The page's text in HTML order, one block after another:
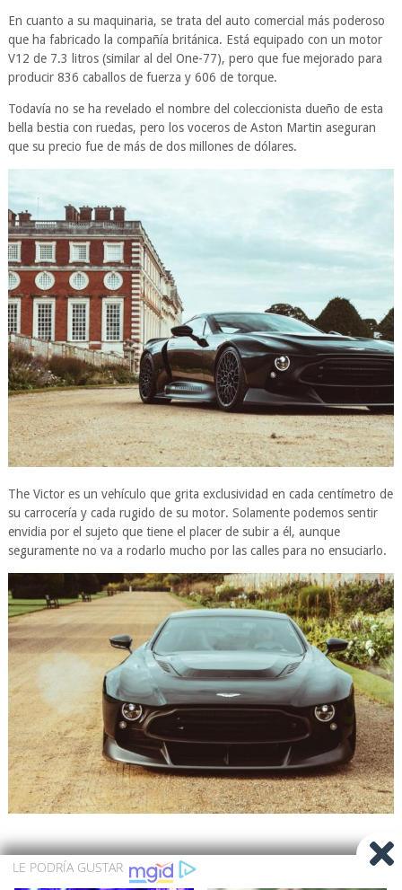
En cuanto a su maquinaria, se trata del auto comercial más poderoso
que ha fabricado la compañía británica. Está equipado con un motor
V12 de 7.3 litros (similar al del One-77), pero que fue mejorado para
producir 836 caballos de fuerza y 606 de torque.
Todavía no se ha revelado el nombre del coleccionista dueño de esta
bella bestia con ruedas, pero los voceros de Aston Martin aseguran
que su precio fue de más de dos millones de dólares.
The Victor es un vehículo que grita exclusividad en cada centímetro de
su carrocería y cada rugido de su motor. Solamente podemos sentir
envidia por el sujeto que tiene el placer de subir a él, aunque
seguramente no va a rodarlo mucho por las calles para no ensuciarlo.
Fuente: La Guia Del Varon